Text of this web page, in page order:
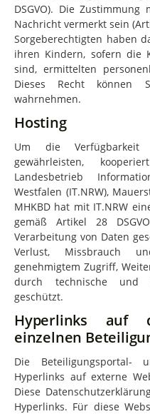
DSGVO). Die
Nachricht vermerkt sein
Sorgeberechtigten haben
ihren Kindern, sofern die
sind, ermittelten
Dieses Recht können
wahrnehmen.
Hosting
Um die Verfügbarkeit
gewährleisten,
Landesbetrieb
Westfalen (IT.NRW),
MHKBD hat mit IT.NRW
gemäß Artikel 28
Verarbeitung von Daten
Verlust, Missbrauch
genehmigtem Zugriff,
durch technische und
geschützt.
Hyperlinks auf
einzelnen
Die Beteiligungsportal-
Hyperlinks auf externe
Diese
Hyperlinks. Für diese